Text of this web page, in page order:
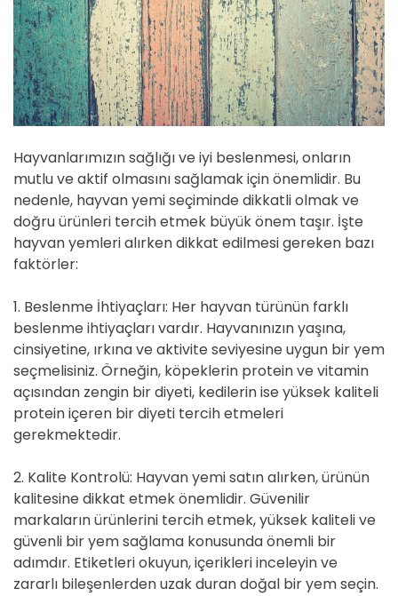
Hayvanlarımızın sağlığı ve iyi beslenmesi, onların
mutlu ve aktif olmasını sağlamak için önemlidir. Bu
nedenle, hayvan yemi seçiminde dikkatli olmak ve
doğru ürünleri tercih etmek büyük önem taşır. İşte
hayvan yemleri alırken dikkat edilmesi gereken bazı
faktörler:
1. Beslenme İhtiyaçları: Her hayvan türünün farklı
beslenme ihtiyaçları vardır. Hayvanınızın yaşına,
cinsiyetine, ırkına ve aktivite seviyesine uygun bir yem
seçmelisiniz. Örneğin, köpeklerin protein ve vitamin
açısından zengin bir diyeti, kedilerin ise yüksek kaliteli
protein içeren bir diyeti tercih etmeleri
gerekmektedir.
2. Kalite Kontrolü: Hayvan yemi satın alırken, ürünün
kalitesine dikkat etmek önemlidir. Güvenilir
markaların ürünlerini tercih etmek, yüksek kaliteli ve
güvenli bir yem sağlama konusunda önemli bir
adımdır. Etiketleri okuyun, içerikleri inceleyin ve
zararlı bileşenlerden uzak duran doğal bir yem seçin.